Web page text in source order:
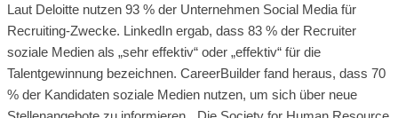
Laut Deloitte nutzen 93 % der Unternehmen Social Media für
Recruiting-Zwecke. LinkedIn ergab, dass 83 % der Recruiter
soziale Medien als „sehr effektiv“ oder „effektiv“ für die
Talentgewinnung bezeichnen. CareerBuilder fand heraus, dass 70
% der Kandidaten soziale Medien nutzen, um sich über neue